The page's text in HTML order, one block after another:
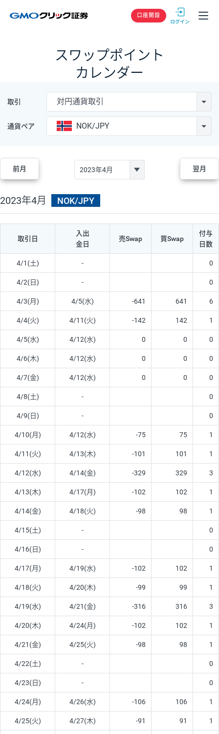
GMOクリック
口座開設
スワップポイント
カレンダー
取引 対円通貨取引
通貨ペア NOK/JPY
前月 翌月
2023年4月 NOK/JPY
取引日
入出
金日
売Swap 買Swap
付与
日数
4/1(土) - 0
4/2(日) - 0
4/3(月) 4/5(水) -641 641 6
4/4(火) 4/11(火) -142 142 1
4/5(水) 4/12(水) 0 0 0
4/6(木) 4/12(水) 0 0 0
4/7(金) 4/12(水) 0 0 0
4/8(土) - 0
4/9(日) - 0
4/10(月) 4/12(水) -75 75 1
4/11(火) 4/13(木) -101 101 1
4/12(水) 4/14(金) -329 329 3
4/13(木) 4/17(月) -102 102 1
4/14(金) 4/18(火) -98 98 1
4/15(土) - 0
4/16(日) - 0
4/17(月) 4/19(水) -102 102 1
4/18(火) 4/20(木) -99 99 1
4/19(水) 4/21(金) -316 316 3
4/20(木) 4/24(月) -102 102 1
4/21(金) 4/25(火) -98 98 1
4/22(土) - 0
4/23(日) - 0
4/24(月) 4/26(水) -106 106 1
4/25(火) 4/27(木) -91 91 1